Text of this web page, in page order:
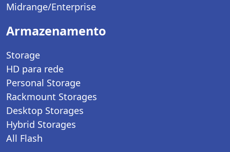
Midrange/Enterprise
Armazenamento
Storage
HD para rede
Personal Storage
Rackmount Storages
Desktop Storages
Hybrid Storages
All Flash